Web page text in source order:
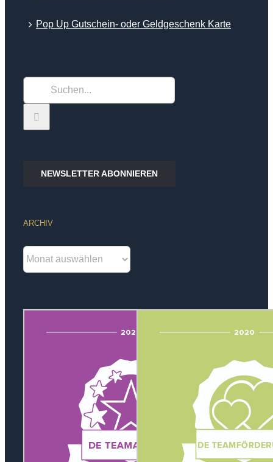
Pop Up Gutschein- oder Geldgeschenk Karte
nach:
NEWSLETTER ABONNIEREN
ARCHIV
Archiv